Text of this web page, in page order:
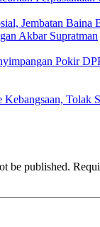
Jembatan Baina
Akbar Supratman
Pokir
Tolak
be published.